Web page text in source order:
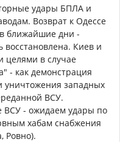
удары БПЛА и
Возврат к Одессе
ближайшие дни -
Киев и
целями в случае
- как демонстрация
уничтожения западных
ВСУ.
ВСУ - ожидаем удары по
хабам снабжения
Ровно).